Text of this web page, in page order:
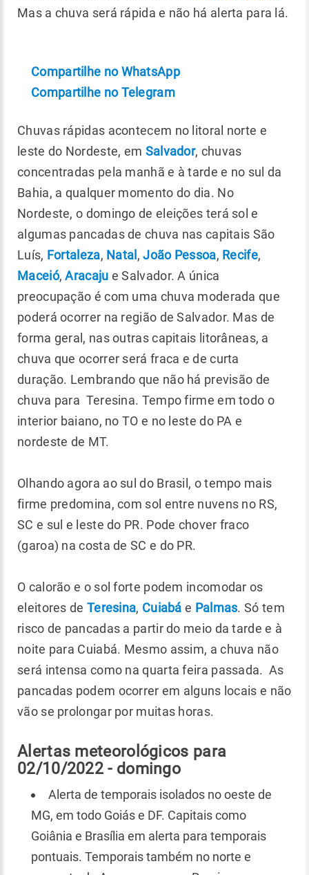
Mas a chuva será rápida e não há alerta para lá.
Compartilhe no WhatsApp
Compartilhe no Telegram
Chuvas rápidas acontecem no litoral norte e
leste do Nordeste, em Salvador, chuvas
concentradas pela manhã e à tarde e no sul da
Bahia, a qualquer momento do dia. No
Nordeste, o domingo de eleições terá sol e
algumas pancadas de chuva nas capitais São
Luís, Fortaleza, Natal ,João Pessoa, Recife,
Maceió,Aracaju e Salvador. A única
preocupação é com uma chuva moderada que
poderá ocorrer na região de Salvador. Mas de
forma geral, nas outras capitais litorâneas, a
chuva que ocorrer será fraca e de curta
duração. Lembrando que não há previsão de
chuva para Teresina. Tempo firme em todo o
interior baiano, no TO e no leste do PA e
nordeste de MT.
Olhando agora ao sul do Brasil, o tempo mais
firme predomina, com sol entre nuvens no RS,
SC e sul e leste do PR. Pode chover fraco
(garoa) na costa de SC e do PR.
O calorão e o sol forte podem incomodar os
eleitores de Teresina, Cuiabá e Palmas. Só tem
risco de pancadas a partir do meio da tarde e à
noite para Cuiabá. Mesmo assim, a chuva não
será intensa como na quarta feira passada. As
pancadas podem ocorrer em alguns locais e não
vão se prolongar por muitas horas.
Alertas meteorológicos para
02/10/2022 - domingo
Alerta de temporais isolados no oeste de
MG, em todo Goiás e DF. Capitais como
Goiânia e Brasília em alerta para temporais
pontuais. Temporais também no norte e